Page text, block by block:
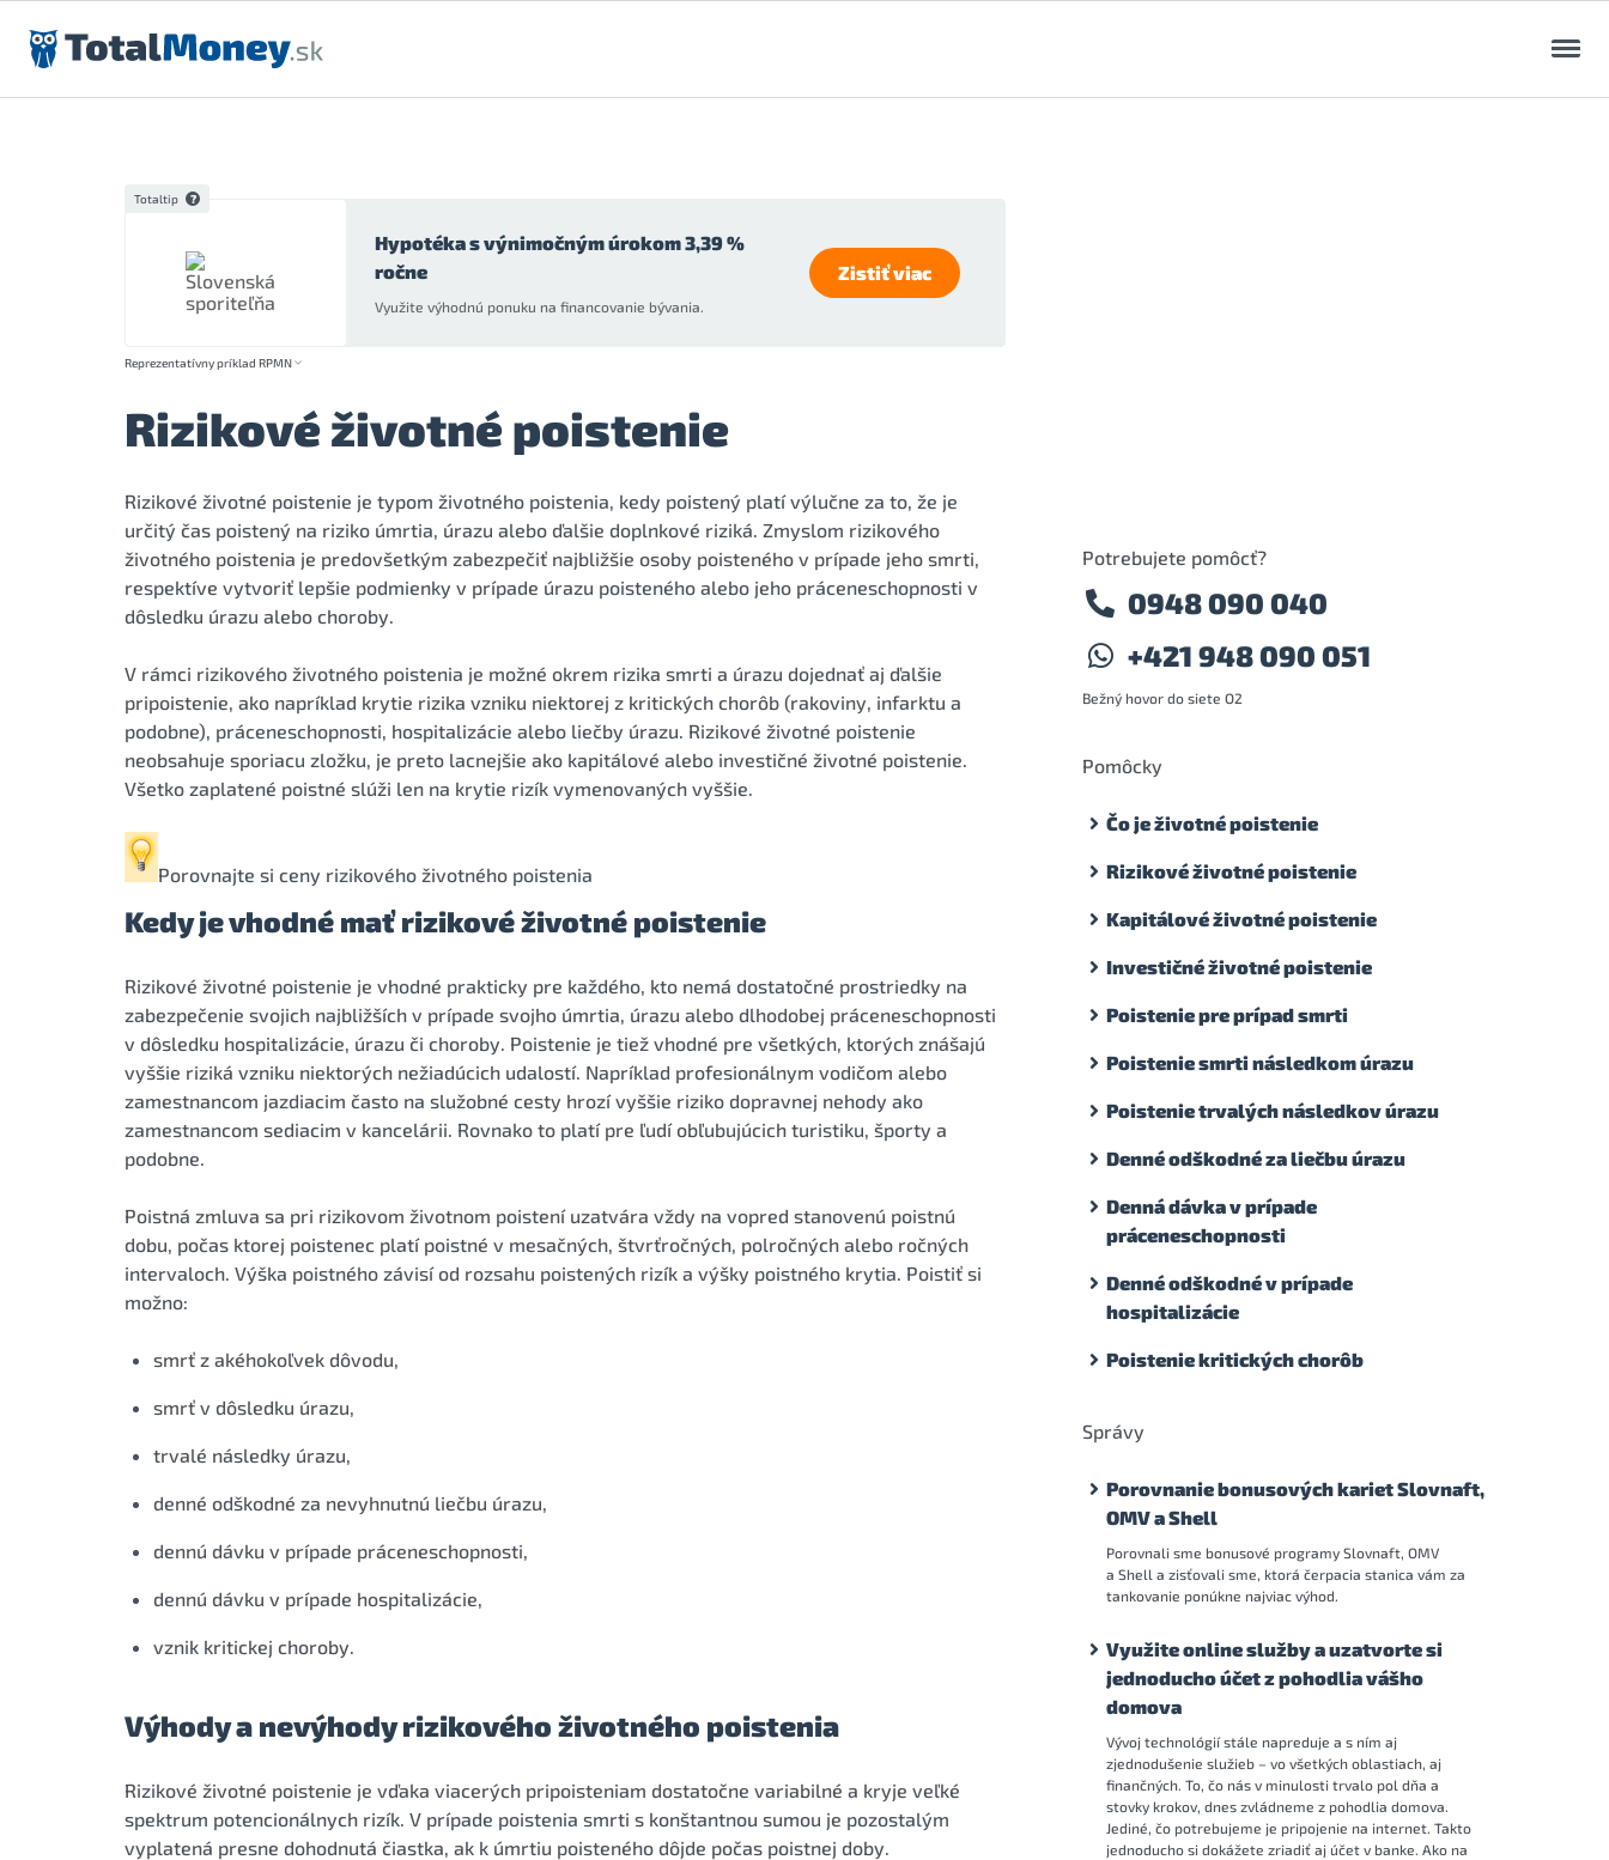
Preskočiť na obsah
Totaltip
Hypotéka s výnimočným úrokom 3,39 %
ročne
Využite výhodnú ponuku na financovanie bývania.
Zistiť viac
Reprezentatívny príklad RPMN
Rizikové životné poistenie
Rizikové životné poistenie je typom životného poistenia, kedy poistený platí výlučne za to, že je
určitý čas poistený na riziko úmrtia, úrazu alebo ďalšie doplnkové riziká. Zmyslom rizikového
životného poistenia je predovšetkým zabezpečiť najbližšie osoby poisteného v prípade jeho smrti,
respektíve vytvoriť lepšie podmienky v prípade úrazu poisteného alebo jeho práceneschopnosti v
dôsledku úrazu alebo choroby.
V rámci rizikového životného poistenia je možné okrem rizika smrti a úrazu dojednať aj ďalšie
pripoistenie, ako napríklad krytie rizika vzniku niektorej z kritických chorôb (rakoviny, infarktu a
podobne), práceneschopnosti, hospitalizácie alebo liečby úrazu. Rizikové životné poistenie
neobsahuje sporiacu zložku, je preto lacnejšie ako kapitálové alebo investičné životné poistenie.
Všetko zaplatené poistné slúži len na krytie rizík vymenovaných vyššie.
Porovnajte si ceny rizikového životného poistenia
Kedy je vhodné mať rizikové životné poistenie
Rizikové životné poistenie je vhodné prakticky pre každého, kto nemá dostatočné prostriedky na
zabezpečenie svojich najbližších v prípade svojho úmrtia, úrazu alebo dlhodobej práceneschopnosti
v dôsledku hospitalizácie, úrazu či choroby. Poistenie je tiež vhodné pre všetkých, ktorých znášajú
vyššie riziká vzniku niektorých nežiadúcich udalostí. Napríklad profesionálnym vodičom alebo
zamestnancom jazdiacim často na služobné cesty hrozí vyššie riziko dopravnej nehody ako
zamestnancom sediacim v kancelárii. Rovnako to platí pre ľudí obľubujúcich turistiku, športy a
podobne.
Poistná zmluva sa pri rizikovom životnom poistení uzatvára vždy na vopred stanovenú poistnú
dobu, počas ktorej poistenec platí poistné v mesačných, štvrťročných, polročných alebo ročných
intervaloch. Výška poistného závisí od rozsahu poistených rizík a výšky poistného krytia. Poistiť si
možno:
smrť z akéhokoľvek dôvodu,
smrť v dôsledku úrazu,
trvalé následky úrazu,
denné odškodné za nevyhnutnú liečbu úrazu,
dennú dávku v prípade práceneschopnosti,
dennú dávku v prípade hospitalizácie,
vznik kritickej choroby.
Výhody a nevýhody rizikového životného poistenia
Rizikové životné poistenie je vďaka viacerých pripoisteniam dostatočne variabilné a kryje veľké
spektrum potencionálnych rizík. V prípade poistenia smrti s konštantnou sumou je pozostalým
vyplatená presne dohodnutá čiastka, ak k úmrtiu poisteného dôjde počas poistnej doby.
Potrebujete pomôcť?
0948 090 040
+421 948 090 051
Bežný hovor do siete O2
Pomôcky
Čo je životné poistenie
Rizikové životné poistenie
Kapitálové životné poistenie
Investičné životné poistenie
Poistenie pre prípad smrti
Poistenie smrti následkom úrazu
Poistenie trvalých následkov úrazu
Denné odškodné za liečbu úrazu
Denná dávka v prípade
práceneschopnosti
Denné odškodné v prípade
hospitalizácie
Poistenie kritických chorôb
Správy
Porovnanie bonusových kariet Slovnaft,
OMV a Shell
Porovnali sme bonusové programy Slovnaft, OMV
a Shell a zisťovali sme, ktorá čerpacia stanica vám za
tankovanie ponúkne najviac výhod.
Využite online služby a uzatvorte si
jednoducho účet z pohodlia vášho
domova
Vývoj technológií stále napreduje a s ním aj
zjednodušenie služieb – vo všetkých oblastiach, aj
finančných. To, čo nás v minulosti trvalo pol dňa a
stovky krokov, dnes zvládneme z pohodlia domova.
Jediné, čo potrebujeme je pripojenie na internet. Takto
jednoducho si dokážete zriadiť aj účet v banke. Ako na